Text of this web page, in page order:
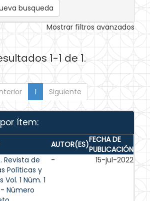
busqueda
Mostrar filtros avanzados
1-1 de 1.
1 Siguiente
ítem:
AUTOR(ES)FECHA DE
PUBLICACIÓN
Revista de
Políticas y
Vol. 1 Núm. 1
Número
- 15-jul-2022